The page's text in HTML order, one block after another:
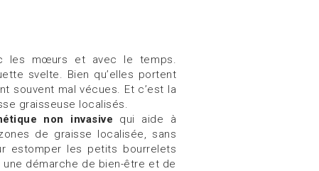
les mœurs et avec le temps.
svelte. Bien qu’elles portent
souvent mal vécues. Et c’est la
graisseuse localisés.
non invasive qui aide à
de graisse localisée, sans
estomper les petits bourrelets
démarche de bien-être et de